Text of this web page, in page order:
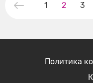
1 2 3
Политика